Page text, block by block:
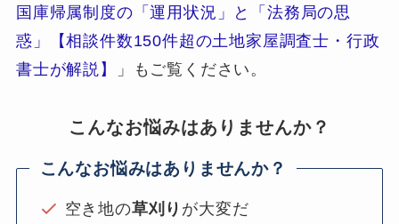
国庫帰属制度の「運用状況」と「法務局の思
惑」【相談件数150件超の土地家屋調査士・行政
書士が解説】
」もご覧ください。
こんなお悩みはありませんか？
こんなお悩みはありませんか？
空き地の草刈り が大変だ